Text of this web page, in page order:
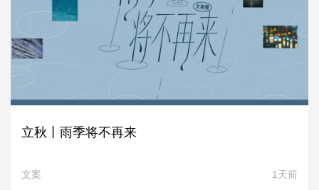
立秋丨雨季将不再来
文案 1天前